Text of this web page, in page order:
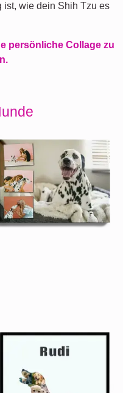
wie dein Shih Tzu es
persönliche Collage zu